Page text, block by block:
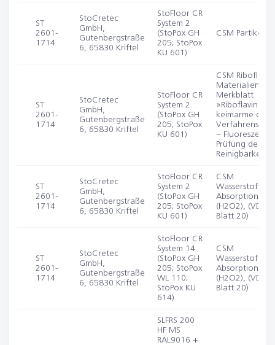
ST
2601-
1714
StoCretec
GmbH,
Gutenbergstraße
6, 65830 Kriftel
StoFloor CR
System 2
(StoPox GH
205; StoPox
KU 601)
CSM
ST
2601-
1714
StoCretec
GmbH,
Gutenbergstraße
6, 65830 Kriftel
StoFloor CR
System 2
(StoPox GH
205; StoPox
KU 601)
CSM
Materialien
Merkblatt
»Riboflavintest
keimarme
−
Prüfung der
Reinigbarkeit«)
ST
2601-
1714
StoCretec
GmbH,
Gutenbergstraße
6, 65830 Kriftel
StoFloor CR
System 2
(StoPox GH
205; StoPox
KU 601)
CSM
Absorption/
(H2O2), (VDI
Blatt 20)
ST
2601-
1714
StoCretec
GmbH,
Gutenbergstraße
6, 65830 Kriftel
StoFloor CR
System 14
(StoPox GH
205; StoPox
WL 110;
StoPox KU
614)
CSM
Absorption/
(H2O2), (VDI
Blatt 20)
SLFRS 200
HF MS
RAL9016 +